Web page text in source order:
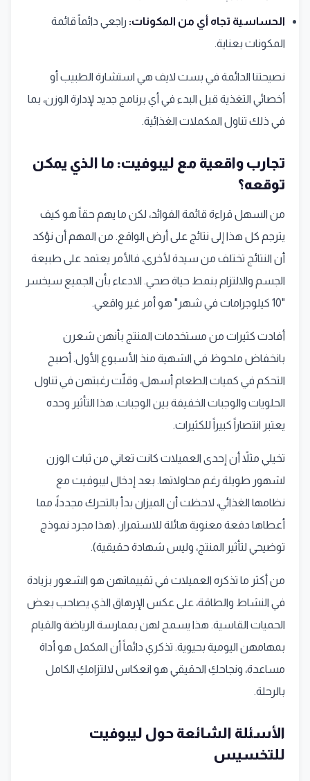
الحساسية تجاه أي من المكونات: راجعي دائماً قائمة
المكونات بعناية.
نصيحتنا الدائمة في بست لايف هي استشارة الطبيب أو
أخصائي التغذية قبل البدء في أي برنامج جديد لإدارة الوزن، بما
في ذلك تناول المكملات الغذائية.
تجارب واقعية مع ليبوفيت: ما الذي يمكن
توقعه؟
من السهل قراءة قائمة الفوائد، لكن ما يهم حقاً هو كيف
يترجم كل هذا إلى نتائج على أرض الواقع. من المهم أن نؤكد
أن النتائج تختلف من سيدة لأخرى، فالأمر يعتمد على طبيعة
الجسم والالتزام بنمط حياة صحي. الادعاء بأن الجميع سيخسر
"10 كيلوجرامات في شهر" هو أمر غير واقعي.
أفادت كثيرات من مستخدمات المنتج بأنهن شعرن
بانخفاض ملحوظ في الشهية منذ الأسبوع الأول. أصبح
التحكم في كميات الطعام أسهل، وقلّت رغبتهن في تناول
الحلويات والوجبات الخفيفة بين الوجبات. هذا التأثير وحده
يعتبر انتصاراً كبيراً للكثيرات.
تخيلي مثلاً أن إحدى العميلات كانت تعاني من ثبات الوزن
لشهور طويلة رغم محاولاتها. بعد إدخال ليبوفيت مع
نظامها الغذائي، لاحظت أن الميزان بدأ بالتحرك مجدداً، مما
أعطاها دفعة معنوية هائلة للاستمرار. (هذا مجرد نموذج
توضيحي لتأثير المنتج، وليس شهادة حقيقية).
من أكثر ما تذكره العميلات في تقييماتهن هو الشعور بزيادة
في النشاط والطاقة، على عكس الإرهاق الذي يصاحب بعض
الحميات القاسية. هذا يسمح لهن بممارسة الرياضة والقيام
بمهامهن اليومية بحيوية. تذكري دائماً أن المكمل هو أداة
مساعدة، ونجاحكِ الحقيقي هو انعكاس لالتزامكِ الكامل
بالرحلة.
الأسئلة الشائعة حول ليبوفيت
للتخسيس